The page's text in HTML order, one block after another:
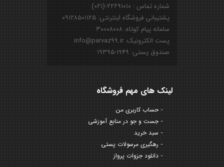
شماره تماس : ۲۲۶۹۱۰۱۰-(۰۲۱)
پشتیبانی فروشگاه اینترنتی: ۰۹۱۲۸۵۰۱۱۲۵
سامانه پیام کوتاه: ۳۰۰۰۸۰۰۸
پست الکترونیک: info@parvaz99.ir
صندوق پستی: ۱۹۴۹-۱۹۳۹۵
لینک های مهم فروشگاه
حساب کاربری من
جست و جو در منابع آموزشی
سبد خرید
رهگیری مرسولات پستی
دانلود جزوات پرواز